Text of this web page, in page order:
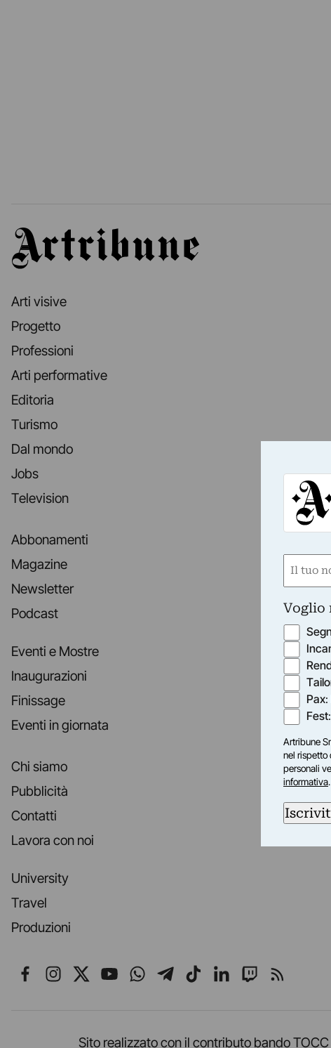
Artribune
Arti visive
Progetto
Professioni
Arti performative
Editoria
Turismo
Dal mondo
Jobs
Television
Abbonamenti
Magazine
Newsletter
Podcast
Eventi e Mostre
Inaugurazioni
Finissage
Eventi in giornata
Chi siamo
Pubblicità
Contatti
Lavora con noi
University
Travel
Produzioni
Seguici su Facebook
Seguici su Instagram
Seguici su X
Seguici su YouTube
Seguici su WhatsApp
Seguici su Telegram
Seguici su TikTok
Seguici su
Seguici su
Seguici
Sito realizzato con il contributo bando
Nome
Voglio
Pax
Fest
Artribune
nel rispetto
personali
informativa